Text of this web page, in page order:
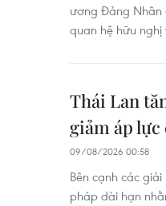
ương Đảng Nhân
quan hệ hữu nghị
Thái Lan
giảm áp
09/08/2026 00:58
Bên cạnh các
pháp dài hạn